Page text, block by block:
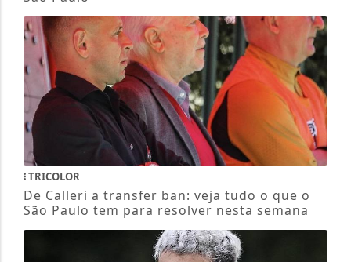
TRICOLOR
De Calleri a transfer ban: veja tudo o que o
São Paulo tem para resolver nesta semana